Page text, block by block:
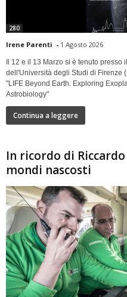
280
Irene Parenti - 1 Agosto 2026
Il 12 e il 13 Marzo si è tenuto presso
dell'Università degli Studi di Firenze
"LIFE Beyond Earth. Exploring
Astrobiology"
Continua a leggere
In ricordo di
mondi nascosti